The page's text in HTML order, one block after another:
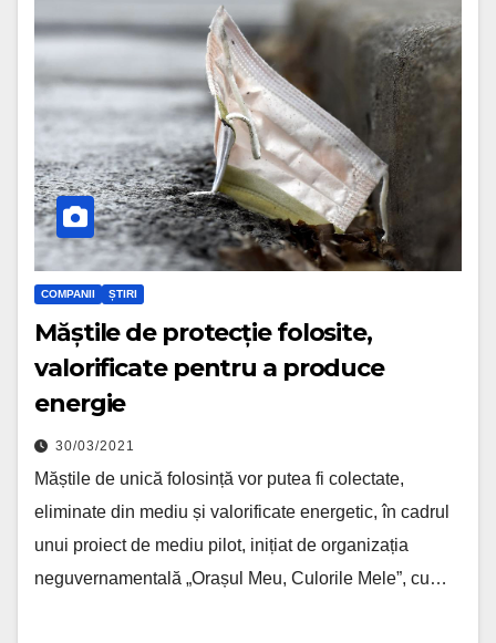
COMPANII ȘTIRI
Măștile de protecție folosite,
valorificate pentru a produce
energie
30/03/2021
Măștile de unică folosință vor putea fi colectate,
eliminate din mediu și valorificate energetic, în cadrul
unui proiect de mediu pilot, inițiat de organizația
neguvernamentală „Orașul Meu, Culorile Mele”, cu…